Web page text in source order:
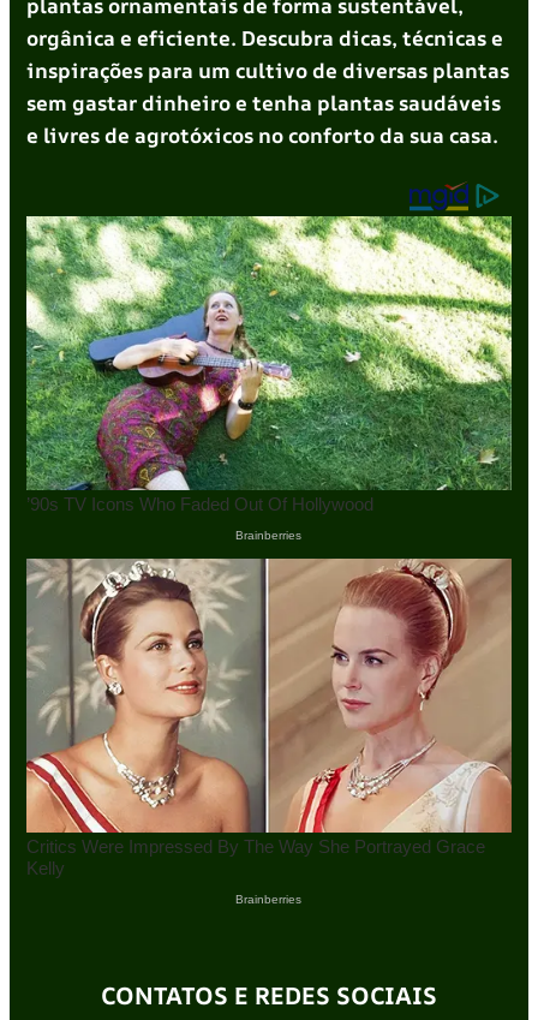
orgânica e eficiente. Descubra dicas, técnicas e
inspirações para um cultivo de diversas plantas
sem gastar dinheiro e tenha plantas saudáveis
e livres de agrotóxicos no conforto da sua casa.
CONTATOS E REDES SOCIAIS